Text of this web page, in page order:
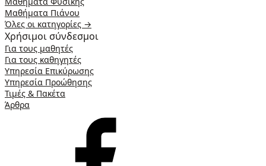
Μαθήματα Πιάνου
Όλες οι κατηγορίες →
Χρήσιμοι σύνδεσμοι
Για τους μαθητές
Για τους καθηγητές
Υπηρεσία Επικύρωσης
Υπηρεσία Προώθησης
Τιμές & Πακέτα
Άρθρα